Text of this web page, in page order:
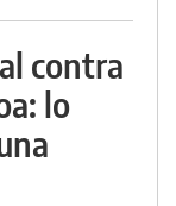
contra
lo